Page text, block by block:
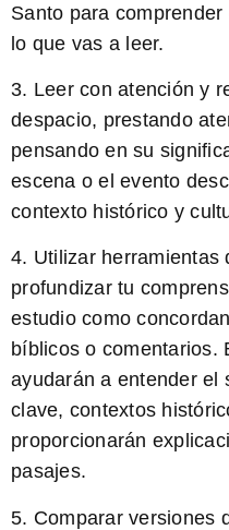
Santo para
lo que vas a leer.
3. Leer con atención y
despacio, prestando
pensando en su
escena o el evento
contexto histórico y
4. Utilizar herramientas
profundizar tu
estudio como
bíblicos o comentarios.
ayudarán a entender el
clave, contextos
proporcionarán
pasajes.
5. Comparar versiones